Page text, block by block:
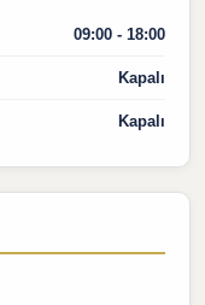
09:00 - 18:00
Kapalı
Kapalı